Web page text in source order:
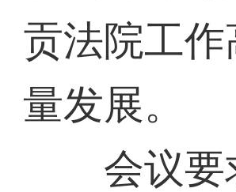
贡法院工作
量发展。
会议要